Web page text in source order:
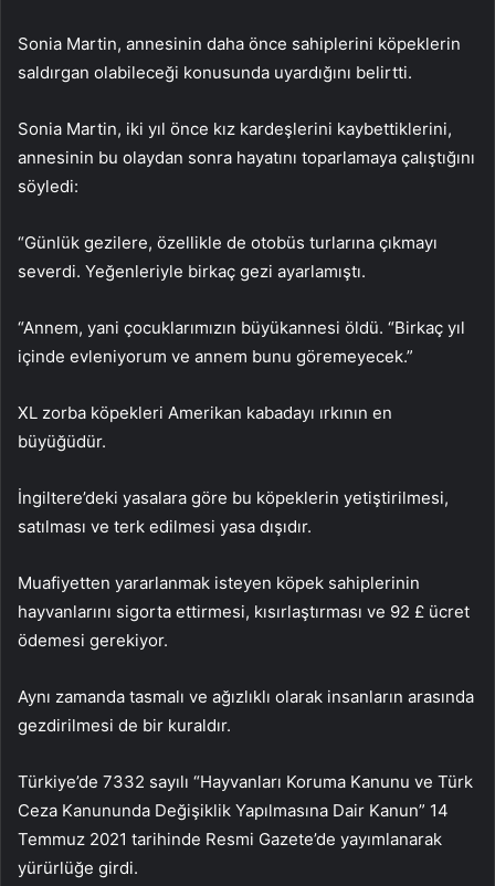
Sonia Martin, annesinin daha önce sahiplerini köpeklerin
saldırgan olabileceği konusunda uyardığını belirtti.
Sonia Martin, iki yıl önce kız kardeşlerini kaybettiklerini,
annesinin bu olaydan sonra hayatını toparlamaya çalıştığını
söyledi:
“Günlük gezilere, özellikle de otobüs turlarına çıkmayı
severdi. Yeğenleriyle birkaç gezi ayarlamıştı.
“Annem, yani çocuklarımızın büyükannesi öldü. “Birkaç yıl
içinde evleniyorum ve annem bunu göremeyecek.”
XL zorba köpekleri Amerikan kabadayı ırkının en
büyüğüdür.
İngiltere’deki yasalara göre bu köpeklerin yetiştirilmesi,
satılması ve terk edilmesi yasa dışıdır.
Muafiyetten yararlanmak isteyen köpek sahiplerinin
hayvanlarını sigorta ettirmesi, kısırlaştırması ve 92 £ ücret
ödemesi gerekiyor.
Aynı zamanda tasmalı ve ağızlıklı olarak insanların arasında
gezdirilmesi de bir kuraldır.
Türkiye’de 7332 sayılı “Hayvanları Koruma Kanunu ve Türk
Ceza Kanununda Değişiklik Yapılmasına Dair Kanun” 14
Temmuz 2021 tarihinde Resmi Gazete’de yayımlanarak
yürürlüğe girdi.